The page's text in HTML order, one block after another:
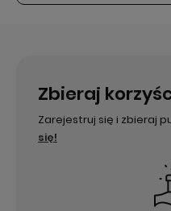
Zbieraj
Zarejestruj się i zbieraj
się!